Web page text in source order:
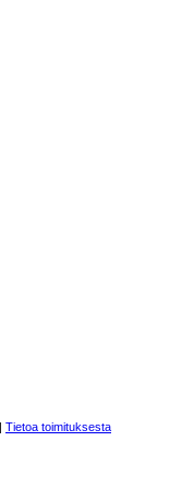
Tietoa toimituksesta